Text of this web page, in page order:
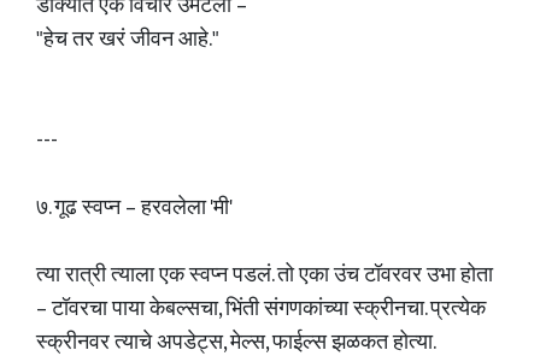
"हेच तर खरं जीवन आहे."
---
७. गूढ स्वप्न – हरवलेला 'मी'
त्या रात्री त्याला एक स्वप्न पडलं. तो एका उंच टॉवरवर उभा होता
– टॉवरचा पाया केबल्सचा, भिंती संगणकांच्या स्क्रीनचा. प्रत्येक
स्क्रीनवर त्याचे अपडेट्स, मेल्स, फाईल्स झळकत होत्या.